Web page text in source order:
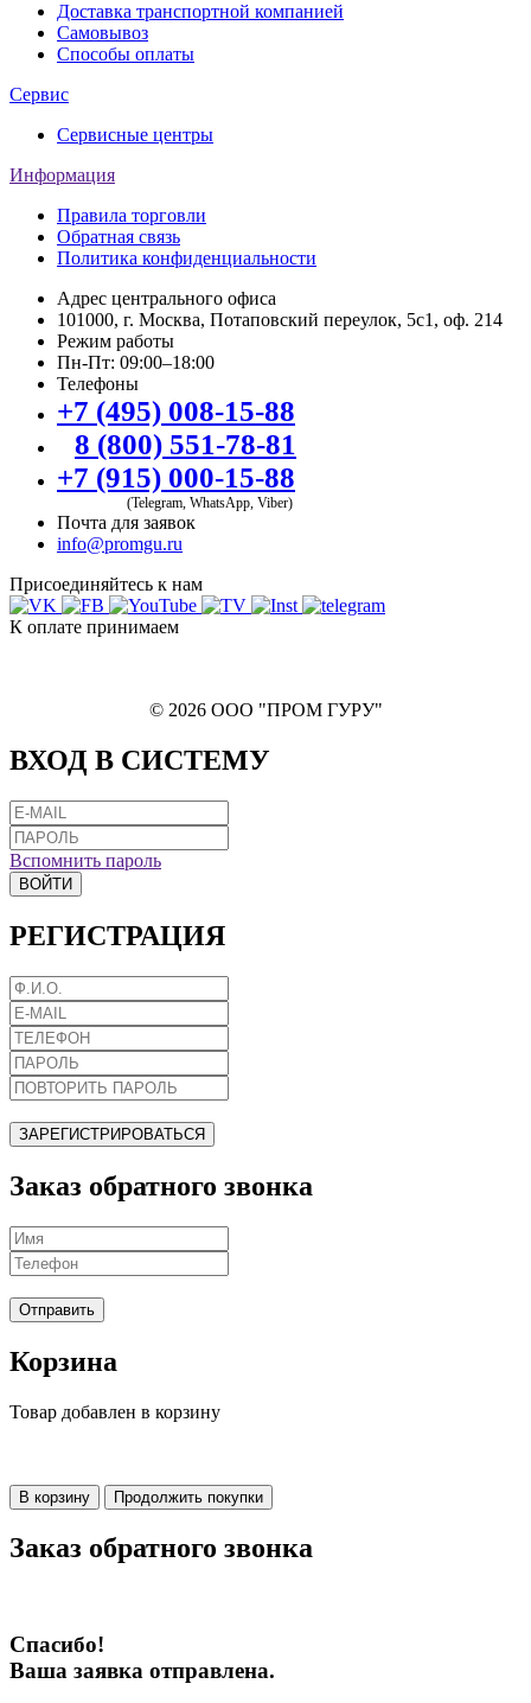
Доставка транспортной компанией
Самовывоз
Способы оплаты
Сервис
Сервисные центры
Информация
Правила торговли
Обратная связь
Политика конфиденциальности
Адрес центрального офиса
101000, г. Москва, Потаповский переулок, 5с1, оф. 214
Режим работы
Пн-Пт: 09:00–18:00
Телефоны
+7 (495) 008-15-88
8 (800) 551-78-81
+7 (915) 000-15-88
(Telegram, WhatsApp, Viber)
Почта для заявок
info@promgu.ru
Присоединяйтесь к нам
К оплате принимаем
© 2026 ООО "ПРОМ ГУРУ"
ВХОД В СИСТЕМУ
Вспомнить пароль
ВОЙТИ
РЕГИСТРАЦИЯ
ЗАРЕГИСТРИРОВАТЬСЯ
Заказ обратного звонка
Отправить
Корзина
Товар добавлен в корзину
В корзину Продолжить покупки
Заказ обратного звонка
Спасибо!
Ваша заявка отправлена.